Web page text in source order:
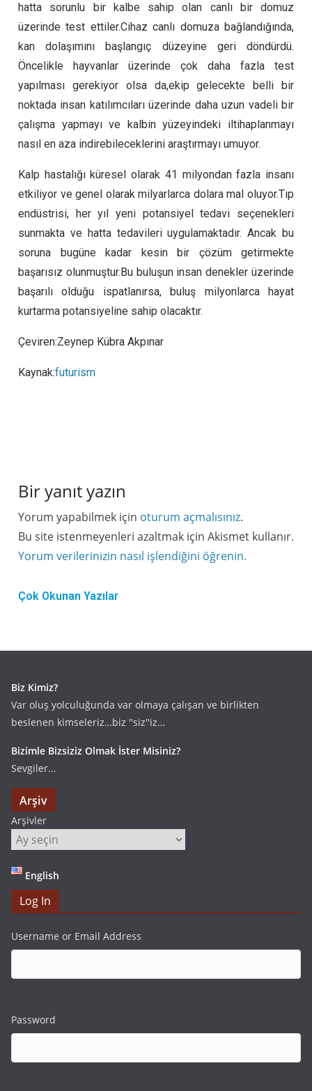
hatta sorunlu bir kalbe sahip olan canlı bir domuz
üzerinde test ettiler.Cihaz canlı domuza bağlandığında,
kan dolaşımını başlangıç düzeyine geri döndürdü.
Öncelikle hayvanlar üzerinde çok daha fazla test
yapılması gerekiyor olsa da,ekip gelecekte belli bir
noktada insan katılımcıları üzerinde daha uzun vadeli bir
çalışma yapmayı ve kalbin yüzeyindeki iltihaplanmayı
nasıl en aza indirebileceklerini araştırmayı umuyor.
Kalp hastalığı küresel olarak 41 milyondan fazla insanı
etkiliyor ve genel olarak milyarlarca dolara mal oluyor.Tıp
endüstrisi, her yıl yeni potansiyel tedavi seçenekleri
sunmakta ve hatta tedavileri uygulamaktadır. Ancak bu
soruna bugüne kadar kesin bir çözüm getirmekte
başarısız olunmuştur.Bu buluşun insan denekler üzerinde
başarılı olduğu ispatlanırsa, buluş milyonlarca hayat
kurtarma potansiyeline sahip olacaktır.
Çeviren:Zeynep Kübra Akpınar
Kaynak:futurism
Bir yanıt yazın
Yorum yapabilmek için oturum açmalısınız.
Bu site istenmeyenleri azaltmak için Akismet kullanır.
Yorum verilerinizin nasıl işlendiğini öğrenin.
Çok Okunan Yazılar
Biz Kimiz?
Var oluş yolculuğunda var olmaya çalışan ve birlikten
beslenen kimseleriz…biz ''siz''iz…
Bizimle Bizsiziz Olmak İster Misiniz?
Sevgiler…
Arşiv
Arşivler
English
Log In
Username or Email Address
Password